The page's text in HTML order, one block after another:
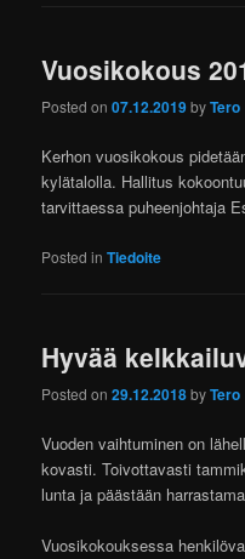
Vuosikokous
Posted on07.12.2019byTero
Kerhon vuosikokous
kylätalolla. Hallitus
tarvittaessa puheenjohtaja
Posted in Tiedoite
Hyvää
Posted on29.12.2018byTero
Vuoden vaihtuminen on
kovasti. Toivottavasti
lunta ja päästään
Vuosikokouksessa